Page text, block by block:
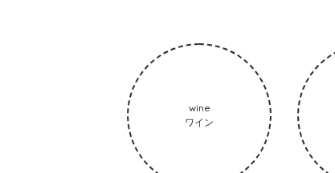
wine
ワイン